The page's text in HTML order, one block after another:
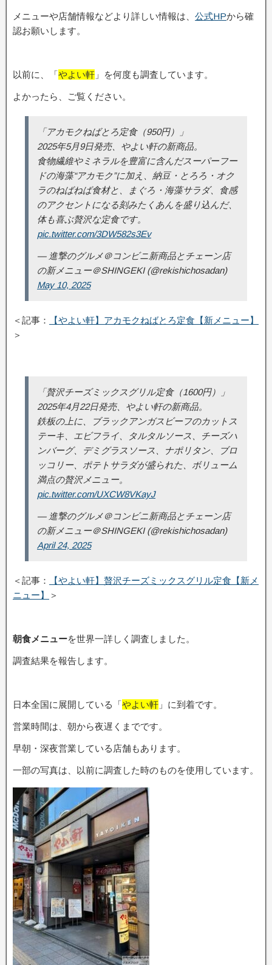
メニューや店舗情報などより詳しい情報は、 公式HPから確
認お願いします。
以前に、「やよい軒 」を何度も調査しています。
よかったら、ご覧ください。
「アカモクねばとろ定食（950円）」
2025年5月9日発売、やよい軒の新商品。
食物繊維やミネラルを豊富に含んだスーパーフー
ドの海藻“アカモク”に加え、納豆・とろろ・オク
ラのねばねば食材と、まぐろ・海藻サラダ、食感
のアクセントになる刻みたくあんを盛り込んだ、
体も喜ぶ贅沢な定食です。
pic.twitter.com/3DW582s3Ev
— 進撃のグルメ＠コンビニ新商品とチェーン店
の新メニュー＠SHINGEKI (@rekishichosadan)
May 10, 2025
＜記事：
【やよい軒】アカモクねばとろ定食【新メニュー】
＞
「贅沢チーズミックスグリル定食（1600円）」
2025年4月22日発売、やよい軒の新商品。
鉄板の上に、ブラックアンガスビーフのカットス
テーキ、エビフライ、タルタルソース、チーズハ
ンバーグ、デミグラスソース、ナポリタン、ブロ
ッコリー、ポテトサラダが盛られた、ボリューム
満点の贅沢メニュー。
pic.twitter.com/UXCW8VKayJ
— 進撃のグルメ＠コンビニ新商品とチェーン店
の新メニュー＠SHINGEKI (@rekishichosadan)
April 24, 2025
＜記事：
【やよい軒】贅沢チーズミックスグリル定食【新メ
ニュー】
＞
朝食メニューを世界一詳しく調査しました。
調査結果を報告します。
日本全国に展開している「やよい軒 」に到着です。
営業時間は、朝から夜遅くまでです。
早朝・深夜営業している店舗もあります。
一部の写真は、以前に調査した時のものを使用しています。